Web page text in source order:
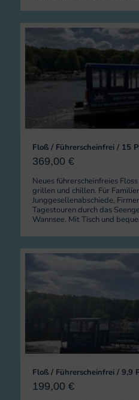
Floß / Führerscheinfrei / 15
369,00 €
Neues führerscheinfreies
grillen und chillen. Für
Junggesellenabschiede,
Tagestouren durch das
Wannsee. Mit Tisch und
Floß / Führerscheinfrei / 9,9
199,00 €